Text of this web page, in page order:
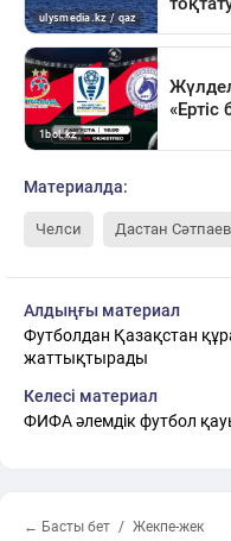
Материалда:
Челси Дастан Сәтпаев
Алдыңғы материал
Футболдан Қазақстан
жаттықтырады
Келесі материал
ФИФА әлемдік футбол
← Басты бет Жекпе-жек